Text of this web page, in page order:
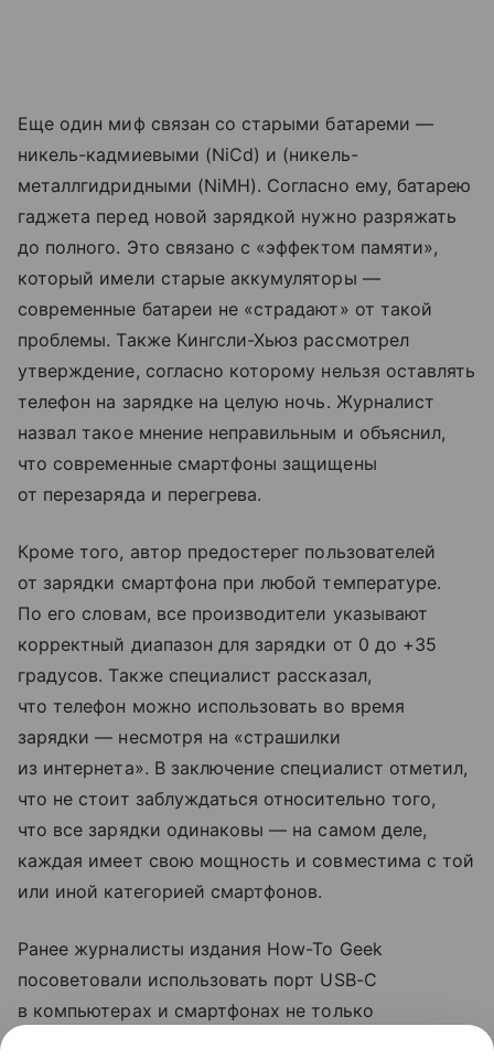
Еще один миф связан со старыми батареми —
никель-кадмиевыми (NiCd) и (никель-
металлгидридными (NiMH). Согласно ему, батарею
гаджета перед новой зарядкой нужно разряжать
до полного. Это связано с «эффектом памяти»,
который имели старые аккумуляторы —
современные батареи не «страдают» от такой
проблемы. Также Кингсли-Хьюз рассмотрел
утверждение, согласно которому нельзя оставлять
телефон на зарядке на целую ночь. Журналист
назвал такое мнение неправильным и объяснил,
что современные смартфоны защищены
от перезаряда и перегрева.
Кроме того, автор предостерег пользователей
от зарядки смартфона при любой температуре.
По его словам, все производители указывают
корректный диапазон для зарядки от 0 до +35
градусов. Также специалист рассказал,
что телефон можно использовать во время
зарядки — несмотря на «страшилки
из интернета». В заключение специалист отметил,
что не стоит заблуждаться относительно того,
что все зарядки одинаковы — на самом деле,
каждая имеет свою мощность и совместима с той
или иной категорией смартфонов.
Ранее журналисты издания How-To Geek
посоветовали использовать порт USB-C
в компьютерах и смартфонах не только